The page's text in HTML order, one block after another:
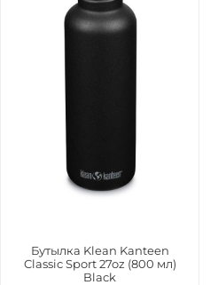
Бутылка Klean Kanteen
Classic Sport 27oz (800 мл)
Black